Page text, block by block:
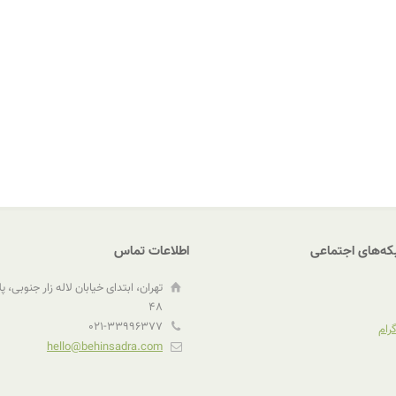
اجتماعی اطلاعات تماس
تهران، ابتدای خیابان لاله زار جنوبی،
۴٨
۰۲۱-۳۳۹۹۶۳۷۷
hello@behinsadra.com